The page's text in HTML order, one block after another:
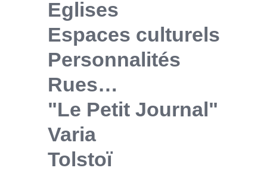
Eglises
Espaces culturels
Personnalités
Rues…
"Le Petit Journal"
Varia
Tolstoï